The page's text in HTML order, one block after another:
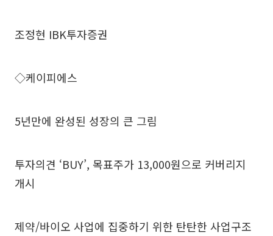
조정현 IBK투자증권
◇케이피에스
5년만에 완성된 성장의 큰 그림
투자의견 ‘BUY’, 목표주가 13,000원으로 커버리지
개시
제약/바이오 사업에 집중하기 위한 탄탄한 사업구조